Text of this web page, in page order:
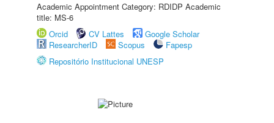
Academic Appointment Category: RDIDP Academic
title: MS-6
Orcid
CV Lattes
Google Scholar
ResearcherID
Scopus
Fapesp
Repositório Institucional UNESP